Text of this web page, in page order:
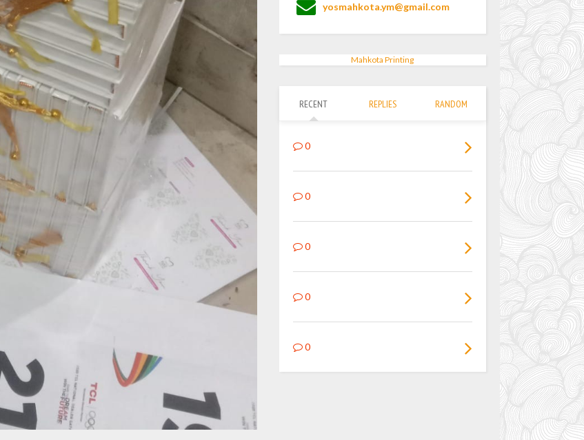
yosmahkota.ym@gmail.com
Mahkota Printing
RECENT REPLIES RANDOM
0
0
0
0
0